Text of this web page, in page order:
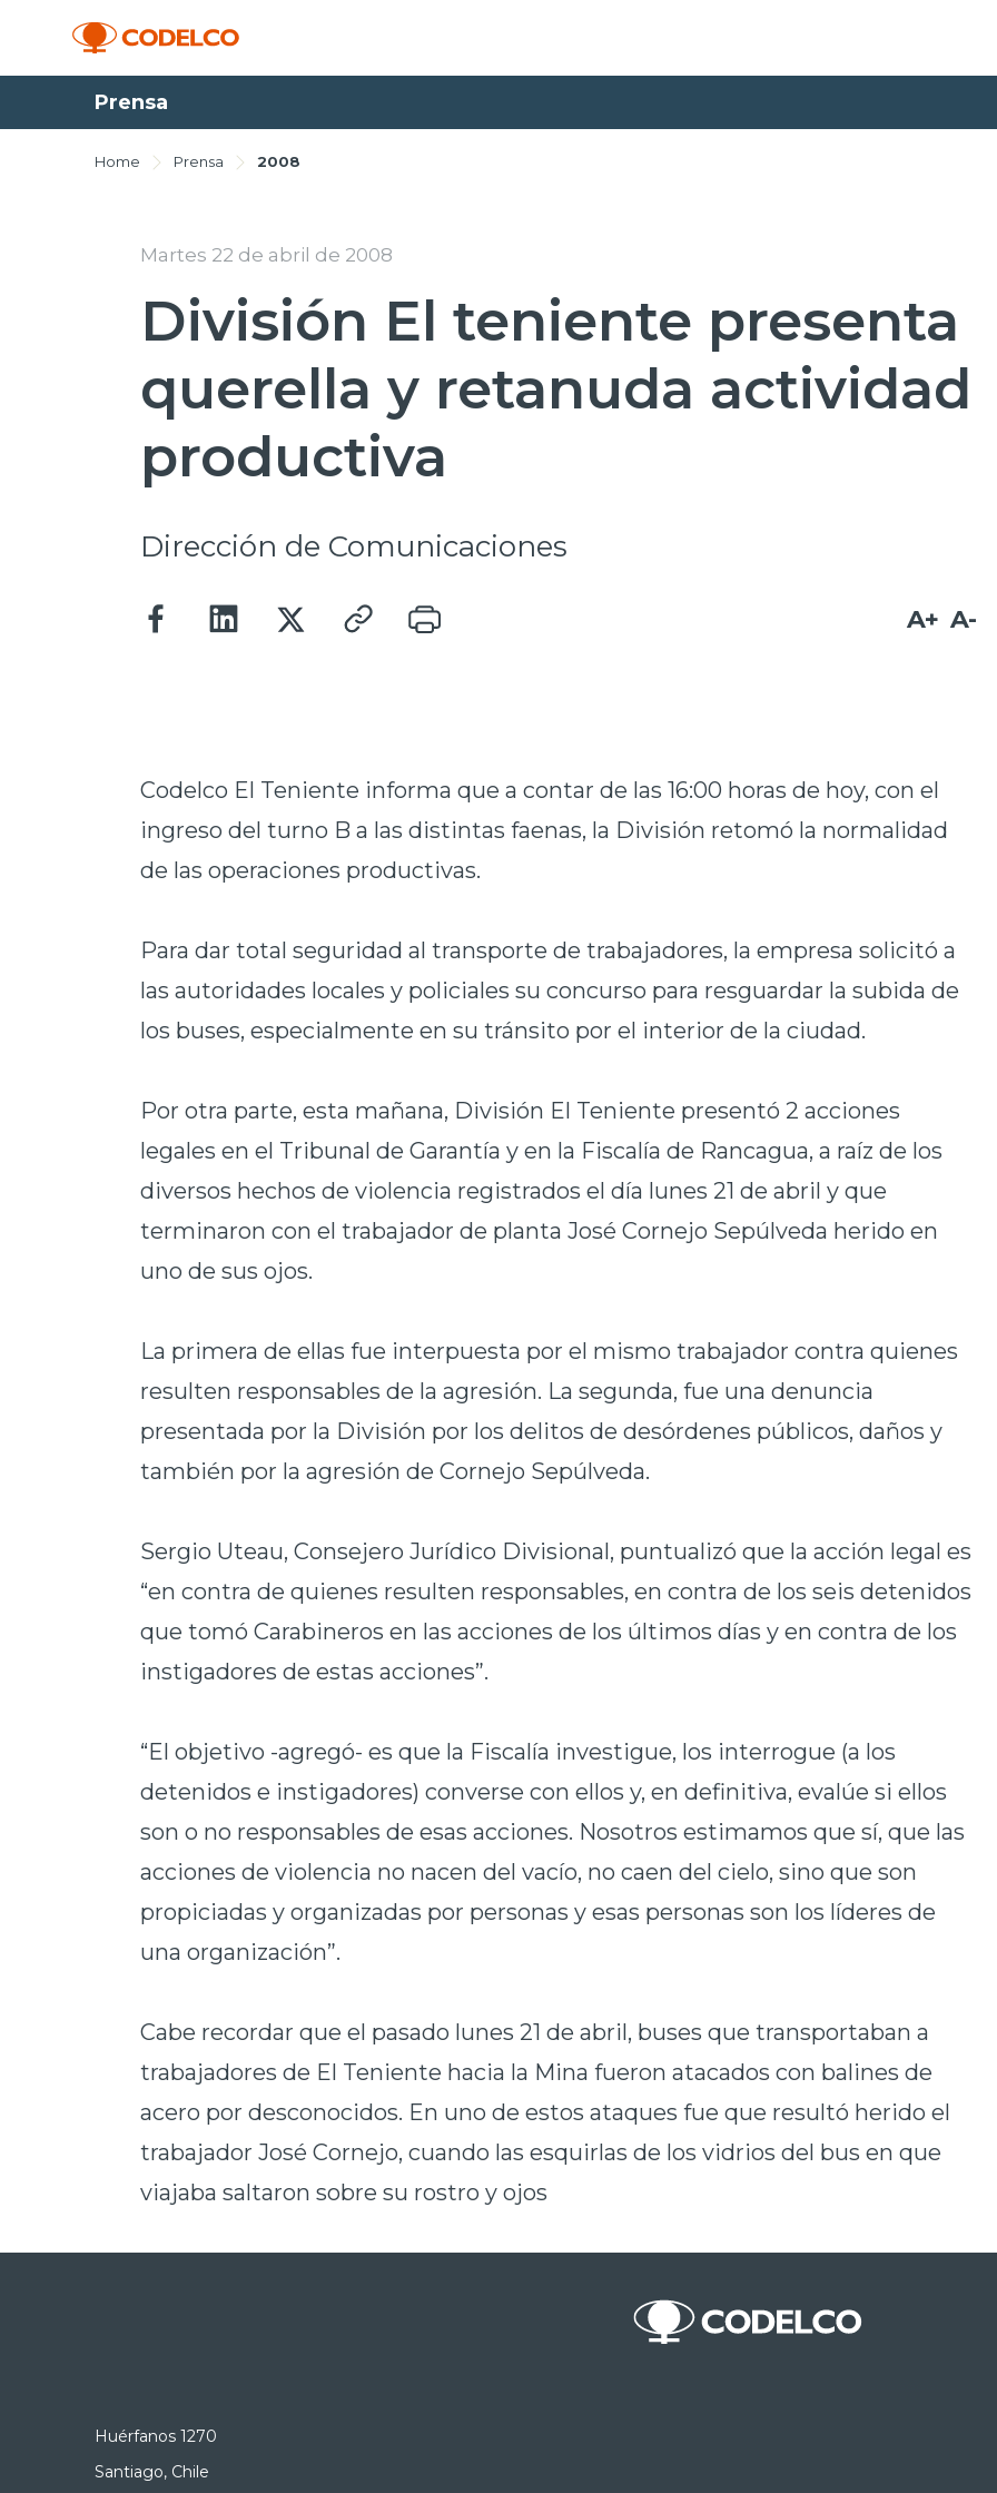
Prensa
Home Prensa 2008
Martes 22 de abril de 2008
División El teniente presenta
querella y retanuda actividad
productiva
Dirección de Comunicaciones
A+ A-
Codelco El Teniente informa que a contar de las 16:00 horas de hoy, con el
ingreso del turno B a las distintas faenas, la División retomó la normalidad
de las operaciones productivas.
Para dar total seguridad al transporte de trabajadores, la empresa solicitó a
las autoridades locales y policiales su concurso para resguardar la subida de
los buses, especialmente en su tránsito por el interior de la ciudad.
Por otra parte, esta mañana, División El Teniente presentó 2 acciones
legales en el Tribunal de Garantía y en la Fiscalía de Rancagua, a raíz de los
diversos hechos de violencia registrados el día lunes 21 de abril y que
terminaron con el trabajador de planta José Cornejo Sepúlveda herido en
uno de sus ojos.
La primera de ellas fue interpuesta por el mismo trabajador contra quienes
resulten responsables de la agresión. La segunda, fue una denuncia
presentada por la División por los delitos de desórdenes públicos, daños y
también por la agresión de Cornejo Sepúlveda.
Sergio Uteau, Consejero Jurídico Divisional, puntualizó que la acción legal es
“en contra de quienes resulten responsables, en contra de los seis detenidos
que tomó Carabineros en las acciones de los últimos días y en contra de los
instigadores de estas acciones”.
“El objetivo -agregó- es que la Fiscalía investigue, los interrogue (a los
detenidos e instigadores) converse con ellos y, en definitiva, evalúe si ellos
son o no responsables de esas acciones. Nosotros estimamos que sí, que las
acciones de violencia no nacen del vacío, no caen del cielo, sino que son
propiciadas y organizadas por personas y esas personas son los líderes de
una organización”.
Cabe recordar que el pasado lunes 21 de abril, buses que transportaban a
trabajadores de El Teniente hacia la Mina fueron atacados con balines de
acero por desconocidos. En uno de estos ataques fue que resultó herido el
trabajador José Cornejo, cuando las esquirlas de los vidrios del bus en que
viajaba saltaron sobre su rostro y ojos
Huérfanos 1270
Santiago, Chile